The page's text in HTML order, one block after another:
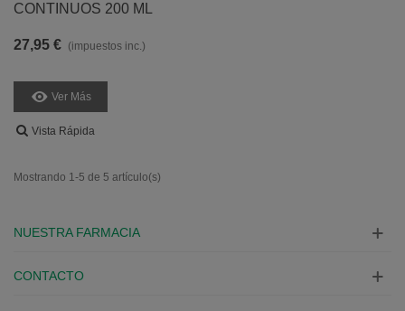
CONTINUOS 200 ML
27,95 € (impuestos inc.)
Ver Más
Vista Rápida
Mostrando 1-5 de 5 artículo(s)
NUESTRA FARMACIA
CONTACTO